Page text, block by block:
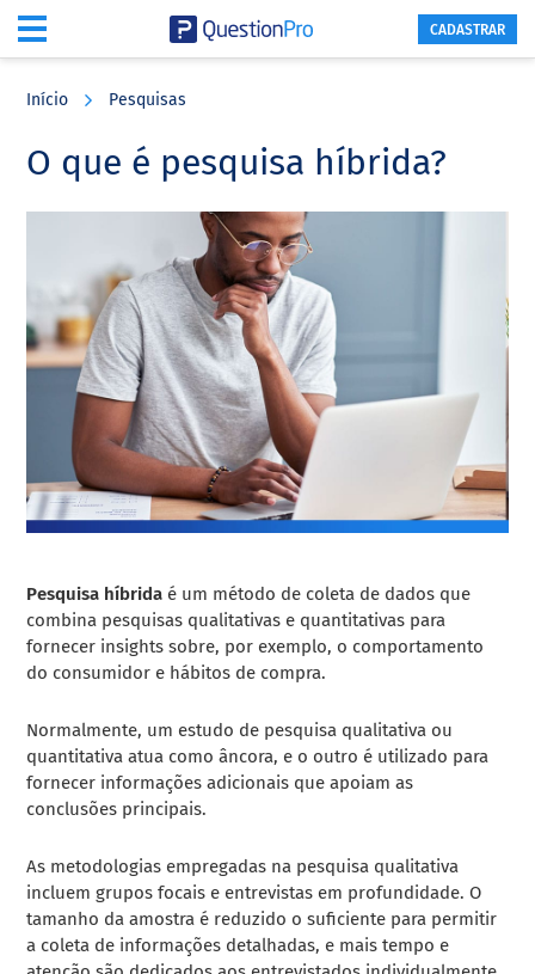
content
sidebar
CADASTRAR
Início Pesquisas
O que é pesquisa híbrida?
Pesquisa híbrida é um método de coleta de dados que
combina pesquisas qualitativas e quantitativas para
fornecer insights sobre, por exemplo, o comportamento
do consumidor e hábitos de compra.
Normalmente, um estudo de pesquisa qualitativa ou
quantitativa atua como âncora, e o outro é utilizado para
fornecer informações adicionais que apoiam as
conclusões principais.
As metodologias empregadas na pesquisa qualitativa
incluem grupos focais e entrevistas em profundidade. O
tamanho da amostra é reduzido o suficiente para permitir
a coleta de informações detalhadas, e mais tempo e